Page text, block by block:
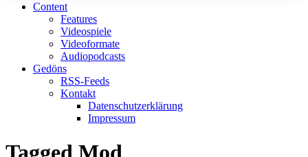
Content
Features
Videospiele
Videoformate
Audiopodcasts
Gedöns
RSS-Feeds
Kontakt
Datenschutzerklärung
Impressum
Tagged Mod